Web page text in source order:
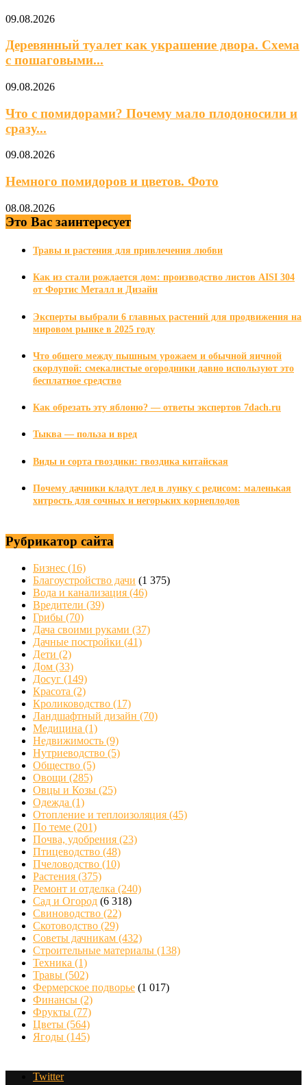
09.08.2026
Деревянный туалет как украшение двора. Схема
с пошаговыми...
09.08.2026
Что с помидорами? Почему мало плодоносили и
сразу...
09.08.2026
Немного помидоров и цветов. Фото
08.08.2026
Это Вас заинтересует
Травы и растения для привлечения любви
Как из стали рождается дом: производство листов AISI 304
от Фортис Металл и Дизайн
Эксперты выбрали 6 главных растений для продвижения на
мировом рынке в 2025 году
Что общего между пышным урожаем и обычной яичной
скорлупой: смекалистые огородники давно используют это
бесплатное средство
Как обрезать эту яблоню? — ответы экспертов 7dach.ru
Тыква — польза и вред
Виды и сорта гвоздики: гвоздика китайская
Почему дачники кладут лед в лунку с редисом: маленькая
хитрость для сочных и негорьких корнеплодов
Рубрикатор сайта
Бизнес (16)
Благоустройство дачи (1 375)
Вода и канализация (46)
Вредители (39)
Грибы (70)
Дача своими руками (37)
Дачные постройки (41)
Дети (2)
Дом (33)
Досуг (149)
Красота (2)
Кролиководство (17)
Ландшафтный дизайн (70)
Медицина (1)
Недвижимость (9)
Нутриеводство (5)
Общество (5)
Овощи (285)
Овцы и Козы (25)
Одежда (1)
Отопление и теплоизоляция (45)
По теме (201)
Почва, удобрения (23)
Птицеводство (48)
Пчеловодство (10)
Растения (375)
Ремонт и отделка (240)
Сад и Огород (6 318)
Свиноводство (22)
Скотоводство (29)
Советы дачникам (432)
Строительные материалы (138)
Техника (1)
Травы (502)
Фермерское подворье (1 017)
Финансы (2)
Фрукты (77)
Цветы (564)
Ягоды (145)
Twitter